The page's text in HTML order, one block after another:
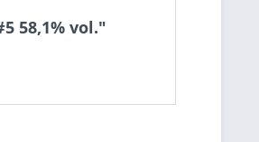
58,1% vol."